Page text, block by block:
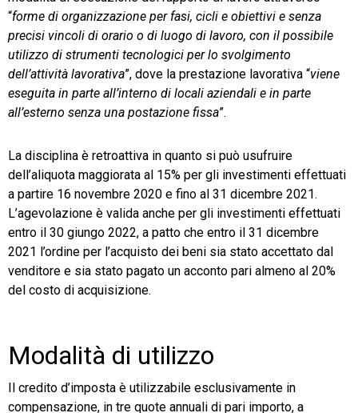
“forme di organizzazione per fasi, cicli e obiettivi e senza
precisi vincoli di orario o di luogo di lavoro, con il possibile
utilizzo di strumenti tecnologici per lo svolgimento
dell’attività lavorativa”, dove la prestazione lavorativa “viene
eseguita in parte all’interno di locali aziendali e in parte
all’esterno senza una postazione fissa”.
La disciplina è retroattiva in quanto si può usufruire
dell’aliquota maggiorata al 15% per gli investimenti effettuati
a partire 16 novembre 2020 e fino al 31 dicembre 2021.
L’agevolazione è valida anche per gli investimenti effettuati
entro il 30 giungo 2022, a patto che entro il 31 dicembre
2021 l’ordine per l’acquisto dei beni sia stato accettato dal
venditore e sia stato pagato un acconto pari almeno al 20%
del costo di acquisizione.
Modalità di utilizzo
Il credito d’imposta è utilizzabile esclusivamente in
compensazione, in tre quote annuali di pari importo, a